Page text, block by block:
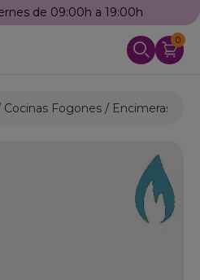
de 09:00h a 19:00h
0
Cocinas Fogones Encimeras a